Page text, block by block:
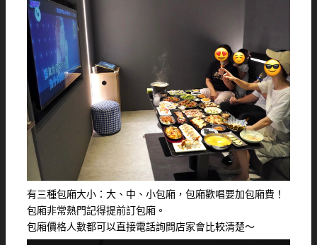
有三種包廂大小：大、中、小包廂，包廂歡唱要加包廂費！
包廂非常熱門記得提前訂包廂。
包廂價格人數都可以直接電話詢問店家會比較清楚～